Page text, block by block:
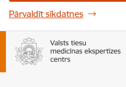
Pārvaldīt sīkdatnes